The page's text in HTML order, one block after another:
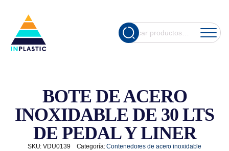
Buscar
por:
Cuando hay
BOTE DE ACERO
INOXIDABLE DE 30 LTS
DE PEDAL Y LINER
SKU:VDU0139 Categoría:Contenedores de acero inoxidable